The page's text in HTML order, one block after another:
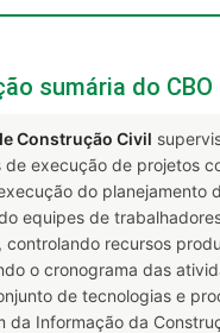
sumária do CBO
Construção Civil
de execução de projetos
do planejamento
equipes de
controlando recursos
o cronograma das
de tecnologias e
da Informação da